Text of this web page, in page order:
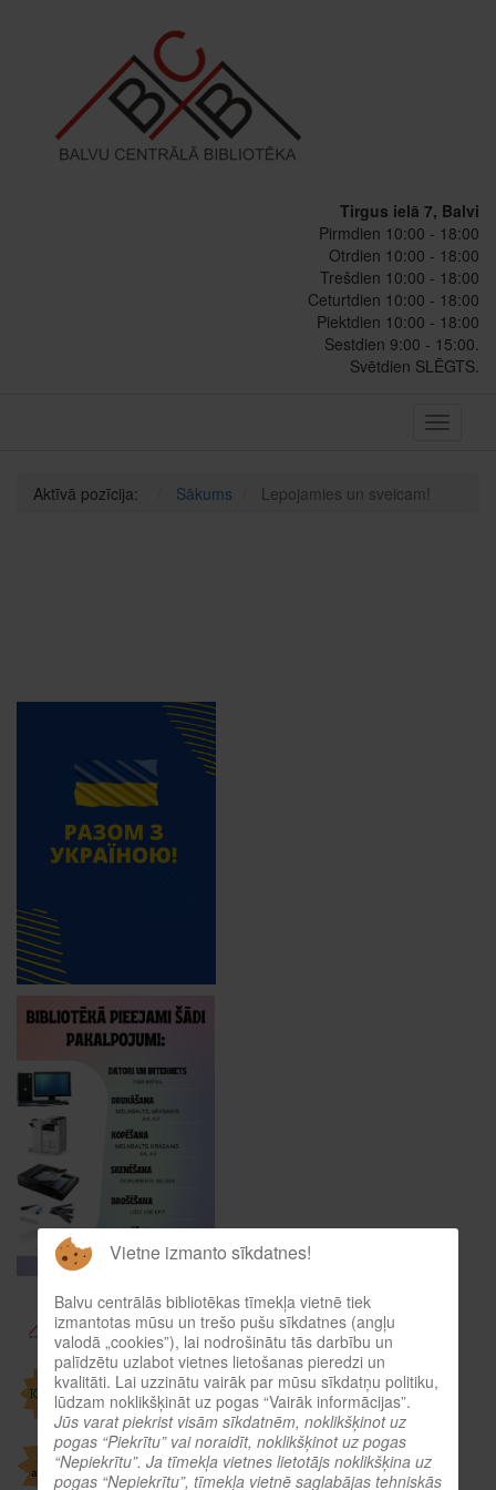
Tirgus ielā 7, Balvi
Pirmdien 10:00 - 18:00
Otrdien 10:00 - 18:00
Trešdien 10:00 - 18:00
Ceturtdien 10:00 - 18:00
Piektdien 10:00 - 18:00
Sestdien 9:00 - 15:00.
Svētdien SLĒGTS.
Toggle
Aktīvā pozīcija: Sākums Lepojamies un sveicam!
Vietne izmanto sīkdatnes!
Balvu centrālās bibliotēkas tīmekļa vietnē tiek
izmantotas mūsu un trešo pušu sīkdatnes (angļu
valodā „cookies”), lai nodrošinātu tās darbību un
palīdzētu uzlabot vietnes lietošanas pieredzi un
kvalitāti. Lai uzzinātu vairāk par mūsu sīkdatņu politiku,
lūdzam noklikšķināt uz pogas “Vairāk informācijas”.
Jūs varat piekrist visām sīkdatnēm, noklikšķinot uz
pogas “Piekrītu” vai noraidīt, noklikšķinot uz pogas
“Nepiekrītu”. Ja tīmekļa vietnes lietotājs noklikšķina uz
pogas “Nepiekrītu”, tīmekļa vietnē saglabājas tehniskās